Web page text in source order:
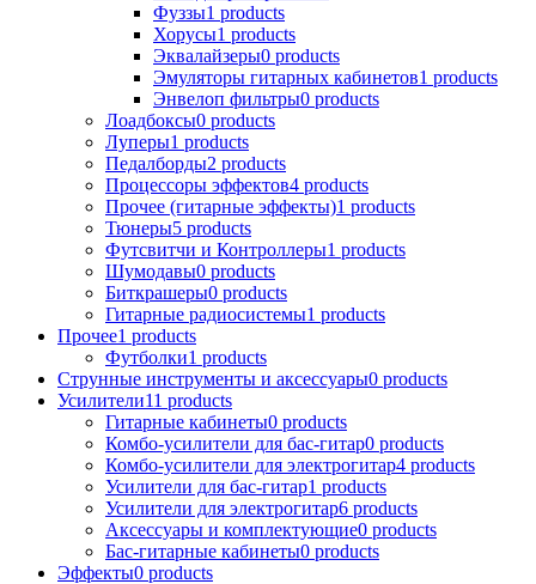
Фуззы1 products
Хорусы1 products
Эквалайзеры0 products
Эмуляторы гитарных кабинетов1 products
Энвелоп фильтры0 products
Лоадбоксы0 products
Луперы1 products
Педалборды2 products
Процессоры эффектов4 products
Прочее (гитарные эффекты)1 products
Тюнеры5 products
Футсвитчи и Контроллеры1 products
Шумодавы0 products
Биткрашеры0 products
Гитарные радиосистемы1 products
Прочее1 products
Футболки1 products
Струнные инструменты и аксессуары0 products
Усилители11 products
Гитарные кабинеты0 products
Комбо-усилители для бас-гитар0 products
Комбо-усилители для электрогитар4 products
Усилители для бас-гитар1 products
Усилители для электрогитар6 products
Аксессуары и комплектующие0 products
Бас-гитарные кабинеты0 products
Эффекты0 products